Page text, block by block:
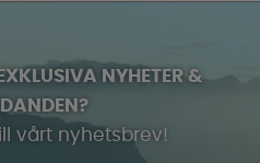
NYHETER &
vårt nyhetsbrev!